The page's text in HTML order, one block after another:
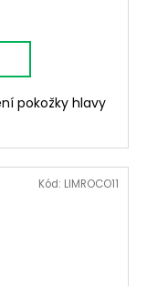
pokožky hlavy
Kód: LIMROCO11